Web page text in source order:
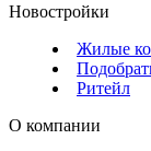
Новостройки
Жилые
Ритейл
О компании